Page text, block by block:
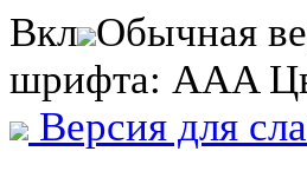
Вкл Обычная
шрифта: AAA
Версия для